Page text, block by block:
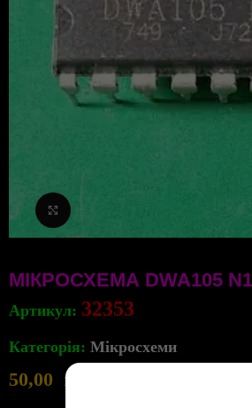
МІКРОСХЕМА DWA105
Артикул: 32353
Категорія: Мікросхеми
50,00 грн